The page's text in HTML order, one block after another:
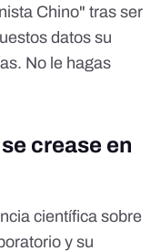
picos de tuberculosis
4 picos
virus para que
el cient&iacute;fico
de un
en &eacute;l
sea masivamente
del coronavirus
de
no 2 horas.<br
por
se ecuentra en un
Chino" tras ser
datos su
No le hagas
crease en
científica sobre
y su